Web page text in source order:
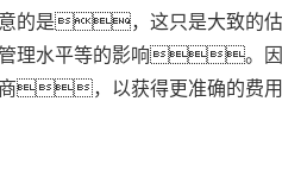
是，这只是大致的估
理水平等的影响。
商，以获得更准确的费